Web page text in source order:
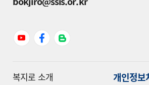
복지로 소개 개인정보